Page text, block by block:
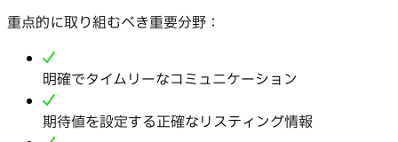
重点的に取り組むべき重要分野：
明確でタイムリーなコミュニケーション
期待値を設定する正確なリスティング情報